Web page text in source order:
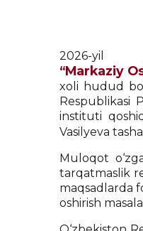
2026-
“Markaziy
xoli hudud
Respublikasi
instituti
Vasilyeva
Muloqot
tarqatmaslik
maqsadlarda
oshirish